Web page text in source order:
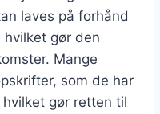
laves på forhånd
hvilket gør den
Mange
som de har
gør retten til